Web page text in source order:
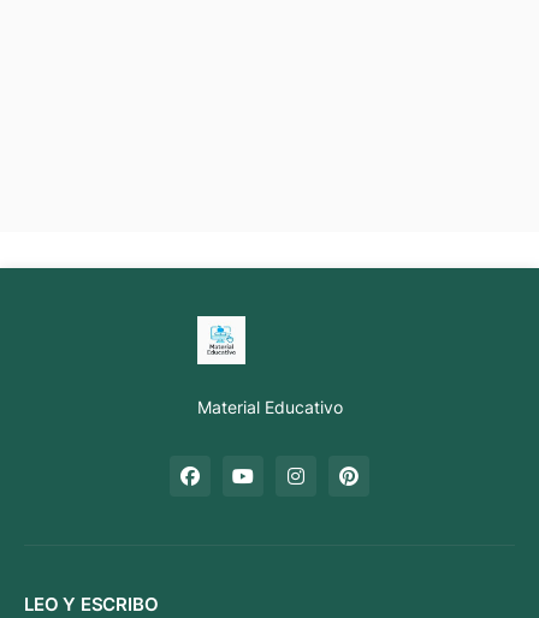
Material Educativo
LEO Y ESCRIBO